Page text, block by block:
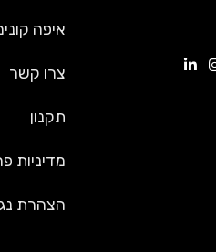
איפה
צרו קשר
תקנון
מדיניות
הצהרת